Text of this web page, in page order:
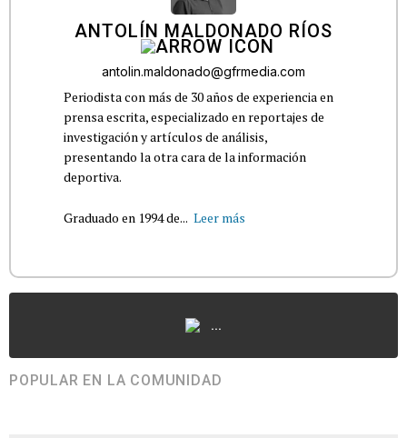
ANTOLÍN MALDONADO RÍOS
antolin.maldonado@gfrmedia.com
Periodista con más de 30 años de experiencia en
prensa escrita, especializado en reportajes de
investigación y artículos de análisis,
presentando la otra cara de la información
deportiva.
Graduado en 1994 de... Leer más
...
POPULAR EN LA COMUNIDAD